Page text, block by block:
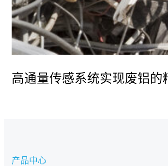
高通量传感系统实现废铝的
产品中心